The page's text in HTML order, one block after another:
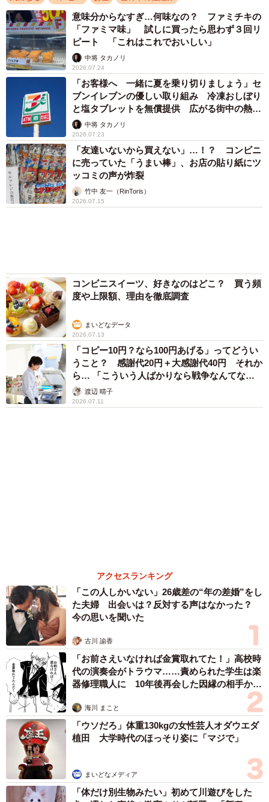
元ヒゲのZUNDAさんのブログ記事。不動産も値上がりする前に買ったほ
うがいいのかも…
なお今回の話題を提供してくれた元ヒゲのZUNDAさんは、
自身が東京都の平均収入を下回る収入で中古マンションを
ション購入を諦めかけている方々はぜひチェックしていた
だきたい。
元ヒゲのZUNDAさん関連情報
Xアカウント： https://x.com/zunda_yagy
note記事「すんで23区3500万」：
https://note.com/beard_of_zunda/n/n45d9e812b3d5
ご存知でしたか？インフレで物の価格が上がる瞬間って目
ピート 「これはこれでおいしい」
中将 タカノリ
2026.07.24
「お客様へ 一緒に夏を乗り切りましょう」セ
ブンイレブンの優しい取り組み 冷凍おしぼり
と塩タブレットを無償提供 広がる街中の熱中
症対策中将 タカノリ
2026.07.23
「友達いないから買えない」…！？ コンビニ
に売っていた「うまい棒」、お店の貼り紙にツ
ッコミの声が炸裂
竹中 友一（RinToris）
2026.07.15
まいどなデータ
「コピー10円？なら100円あげる」ってどうい
うこと？ 感謝代20円＋大感謝代40円 それか
ら… 「こういう人ばかりなら戦争なんてな
い」渡辺 晴子
2026.07.11
た夫婦 出会いは？反対する声はなかった？
今の思いを聞いた
古川 諭香
「お前さえいなければ金賞取れてた！」高校時
代の演奏会がトラウマ……責められた学生は楽
器修理職人に 10年後再会した因縁の相手から
思わぬ申し出【漫画】
海川 まこと
「ウソだろ」体重130kgの女性芸人オダウエダ
植田 大学時代のほっそり姿に「マジで」
まいどなメディア
「体だけ別生物みたい」初めて川遊びをした
犬、濡れた直後の激変ぶりが話題 「新種
だ！」「河童だ」「毛刈りされたあとの羊」